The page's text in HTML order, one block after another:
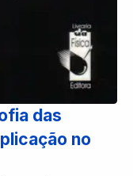
das
no